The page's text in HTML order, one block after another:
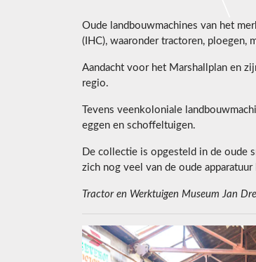
Oude landbouwmachines van het
(IHC), waaronder tractoren, ploegen,
Aandacht voor het Marshallplan en
regio.
Tevens veenkoloniale
eggen en schoffeltuigen.
De collectie is opgesteld in de oude
zich nog veel van de oude
Tractor en Werktuigen Museum Jan